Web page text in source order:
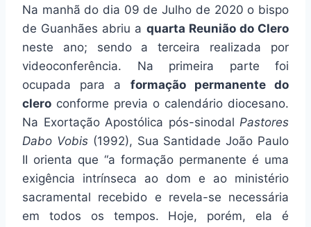
Na manhã do dia 09 de Julho de 2020 o bispo
de Guanhães abriu a quarta Reunião do Clero
neste ano; sendo a terceira realizada por
videoconferência. Na primeira parte foi
ocupada para a formação permanente do
clero conforme previa o calendário diocesano.
Na Exortação Apostólica pós-sinodal Pastores
Dabo Vobis(1992), Sua Santidade João Paulo
II orienta que “a formação permanente é uma
exigência intrínseca ao dom e ao ministério
sacramental recebido e revela-se necessária
em todos os tempos. Hoje, porém, ela é